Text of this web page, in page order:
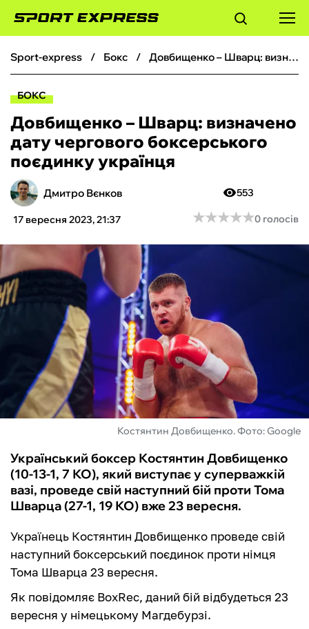
ФУТБОЛ
БОКС
ХОКЕЙ
ТЕНІС
КІБЕРСПОРТ
ЧС-2026
ФУТЗАЛ
ІНШІ
БУКМЕКЕРИ
sport-express бокс Довбищенко – Шварц: визначено дату чергового боксерського поєдинку українця
БОКС
Довбищенко – Шварц: визначено
дату чергового боксерського
поєдинку українця
Дмитро Вєнков
17 вересня 2023, 21:37
553
★★★★★
★★★★★0 голосів
Костянтин Довбищенко. Фото: Google
Український боксер Костянтин Довбищенко
(10-13-1, 7 КО), який виступає у суперважкій
вазі, проведе свій наступний бій проти Тома
Шварца (27-1, 19 КО) вже 23 вересня.
Українець Костянтин Довбищенко проведе свій
наступний боксерський поєдинок проти німця
Тома Шварца 23 вересня.
Як повідомляє BoxRec, даний бій відбудеться 23
вересня у німецькому Магдебурзі.